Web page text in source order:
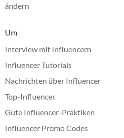
ändern
Um
Interview mit Influencern
Influencer Tutorials
Nachrichten über Influencer
Top-Influencer
Gute Influencer-Praktiken
Influencer Promo Codes